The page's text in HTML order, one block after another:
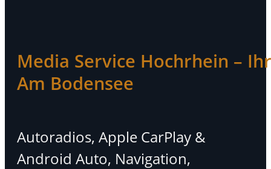
Media Service Hochrhein –
Am Bodensee
Autoradios, Apple CarPlay &
Android Auto, Navigation,